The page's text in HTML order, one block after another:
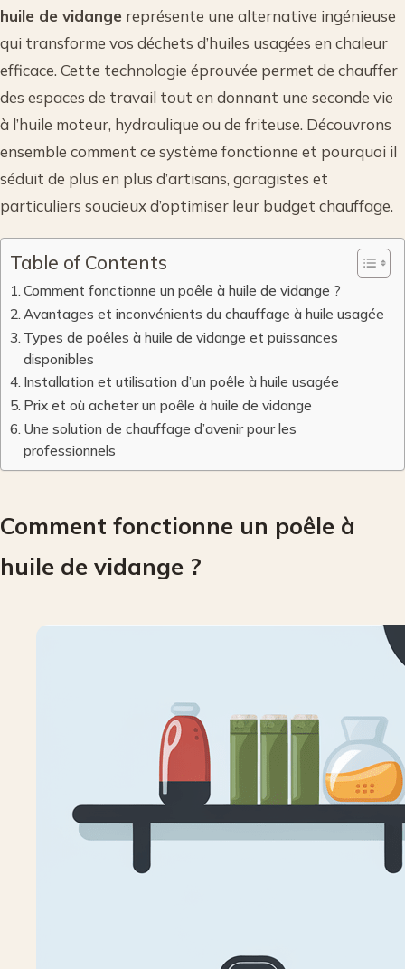
huile de vidange représente une alternative ingénieuse
qui transforme vos déchets d’huiles usagées en chaleur
efficace. Cette technologie éprouvée permet de chauffer
des espaces de travail tout en donnant une seconde vie
à l’huile moteur, hydraulique ou de friteuse. Découvrons
ensemble comment ce système fonctionne et pourquoi il
séduit de plus en plus d’artisans, garagistes et
particuliers soucieux d’optimiser leur budget chauffage.
Table of Contents
Comment fonctionne un poêle à huile de vidange ?
Avantages et inconvénients du chauffage à huile usagée
Types de poêles à huile de vidange et puissances
disponibles
Installation et utilisation d’un poêle à huile usagée
Prix et où acheter un poêle à huile de vidange
Une solution de chauffage d’avenir pour les
professionnels
Comment fonctionne un poêle à
huile de vidange ?